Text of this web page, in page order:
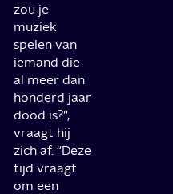
zou je
muziek
spelen van
iemand die
al meer dan
honderd jaar
dood is?”,
vraagt hij
zich af. “Deze
tijd vraagt
om een